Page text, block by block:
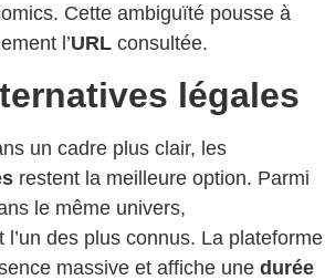
Cette ambiguïté pousse à
l’URL consultée.
légales
un cadre plus clair, les
restent la meilleure option. Parmi
le même univers,
l’un des plus connus. La plateforme
massive et affiche une durée